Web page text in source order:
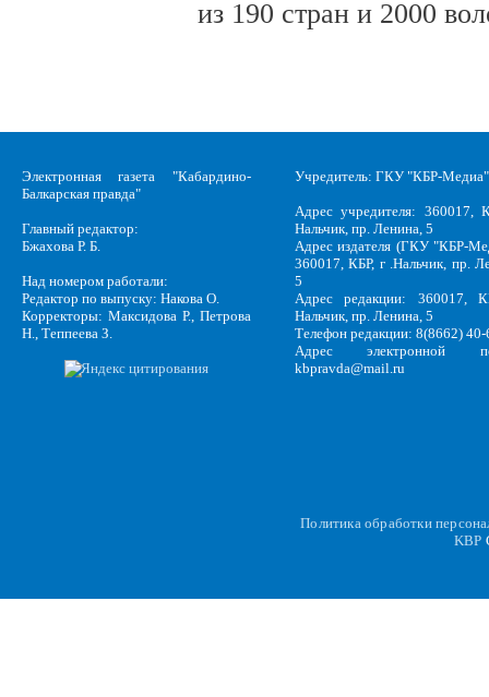
из 190 стран и 2000
Электронная газета "Кабардино-
Балкарская правда"
Главный редактор:
Бжахова Р. Б.
Над номером работали:
Редактор по выпуску: Накова О.
Корректоры: Максидова Р., Петрова
Н., Теппеева З.
Учредитель: ГКУ "КБР-Медиа"
Адрес учредителя: 360017,
Нальчик, пр. Ленина, 5
Адрес издателя (ГКУ "КБР-
360017, КБР, г .Нальчик, пр.
5
Адрес редакции: 360017,
Нальчик, пр. Ленина, 5
Телефон редакции: 8(8662)
Адрес электронной
kbpravda@mail.ru
Политика обработки
KBP